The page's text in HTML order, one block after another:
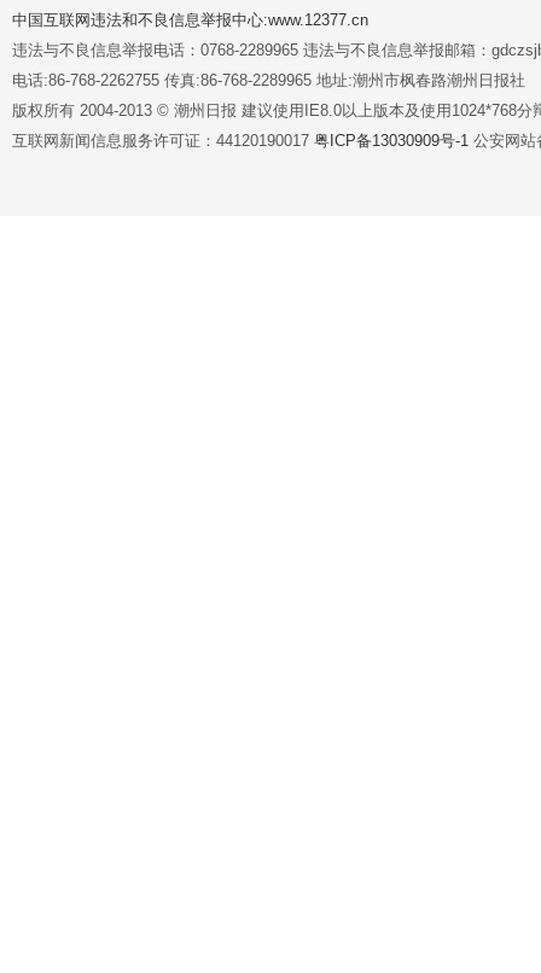
中国互联网违法和不良信息举报中心:www.12377.cn
违法与不良信息举报电话：0768-2289965 违法与不良信息举报邮箱：
电话:86-768-2262755 传真:86-768-2289965 地址:潮州市枫春路潮州日报社
版权所有 2004-2013 © 潮州日报 建议使用IE8.0以上版本及使用1024*768分
互联网新闻信息服务许可证：44120190017 粤ICP备13030909号-1 公安网站